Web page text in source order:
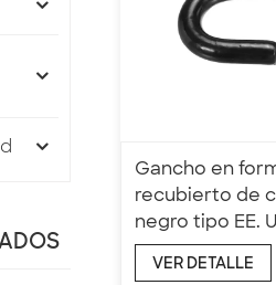
Gancho en
recubierto de
negro tipo EE.
1500 kg
VER DETALLE